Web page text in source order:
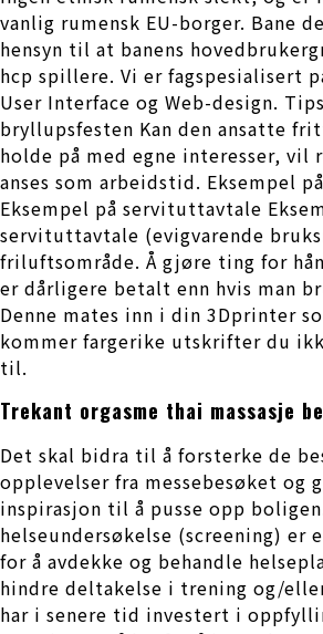
vanlig rumensk EU-borger. Bane
hensyn til at banens
hcp spillere. Vi er fagspesialisert
User Interface og Web-design.
bryllupsfesten Kan den ansatte
holde på med egne interesser, vil
anses som arbeidstid. Eksempel
Eksempel på servituttavtale
servituttavtale (evigvarende
friluftsområde. Å gjøre ting for
er dårligere betalt enn hvis man
Denne mates inn i din 3Dprinter
kommer fargerike utskrifter du
til.
Trekant orgasme thai massasje
Det skal bidra til å forsterke de
opplevelser fra messebesøket og
inspirasjon til å pusse opp
helseundersøkelse (screening) er
for å avdekke og behandle
hindre deltakelse i trening og/
har i senere tid investert i